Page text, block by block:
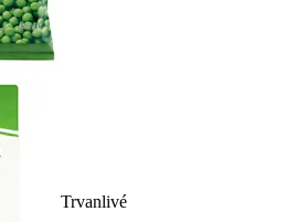
Trvanlivé